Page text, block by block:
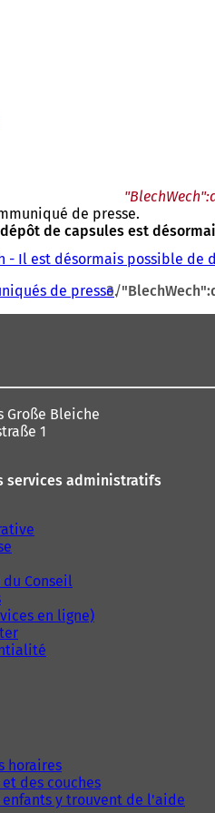
de presse.
de capsules est
- Il est désormais possible
de presse
Große Bleiche
1
services administratifs
Conseil
en ligne)
horaires
des couches
enfants y trouvent de l'aide